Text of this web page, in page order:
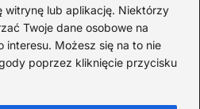
lub aplikację. Niektórzy
Twoje dane osobowe na
interesu. Możesz się na to nie
poprzez kliknięcie przycisku
życie samotnej
codzienne
i realne